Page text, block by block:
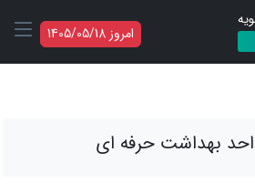
امروز 1405/05/18
بهداشت حرفه ای